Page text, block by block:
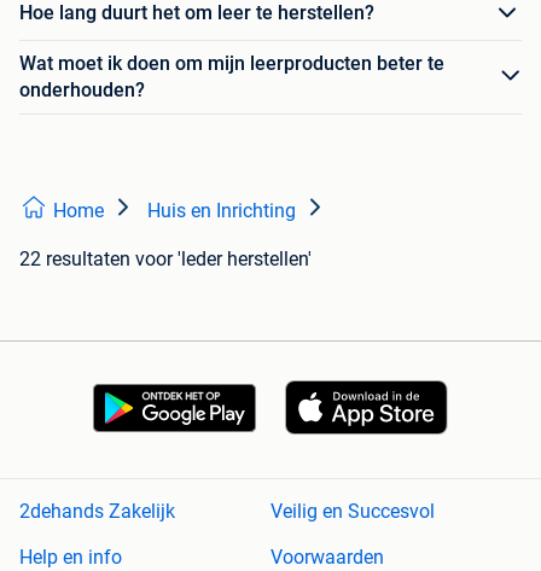
Hoe lang duurt het om leer te herstellen?
Wat moet ik doen om mijn leerproducten beter te
onderhouden?
Home Huis en Inrichting
22 resultaten voor 'leder herstellen'
2dehands Zakelijk
Veilig en Succesvol
Help en info
Voorwaarden